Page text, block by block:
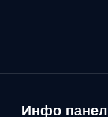
Инфо панел